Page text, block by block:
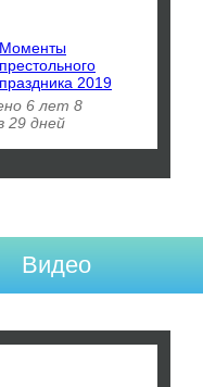
Моменты
престольного
праздника 2019
6 лет 8
29 дней
Видео